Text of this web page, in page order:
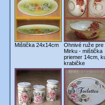
Mištička 24x14cm
Ohnivé ruže pre
Mirku - mištička
priemer 14cm,
krabičke